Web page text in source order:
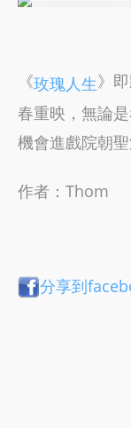
《玫瑰人生》
春重映，無論
機會進戲院朝聖
作者：Thom
分享到